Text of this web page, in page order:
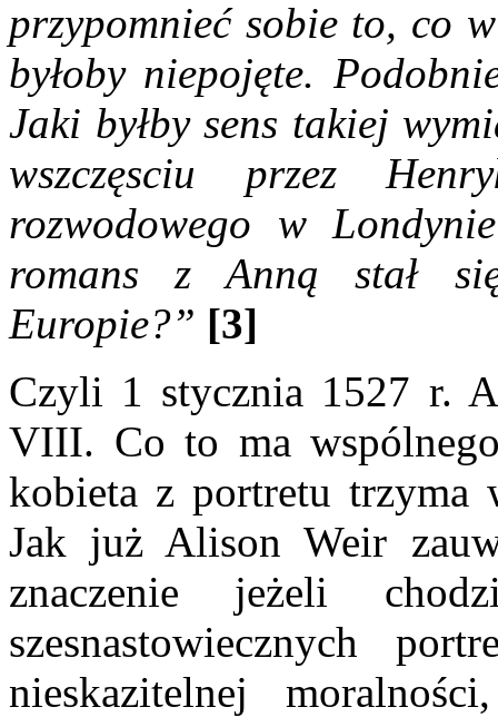
przypomnieć sobie to, co
byłoby niepojęte.
Jaki byłby sens takiej
wszczęsciu przez
rozwodowego w
romans z Anną stał
Europie?” [3]
Czyli 1 stycznia 1527 r.
VIII. Co to ma
kobieta z portretu
Jak już Alison Weir
znaczenie jeżeli
szesnastowiecznych
nieskazitelnej